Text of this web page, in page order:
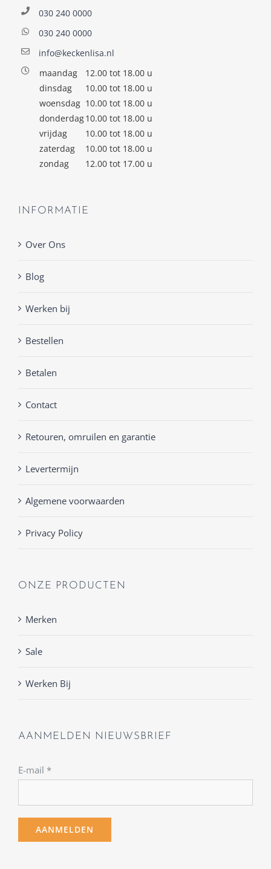
030 240 0000
030 240 0000
info@keckenlisa.nl
maandag
12.00 tot 18.00 u
dinsdag
10.00 tot 18.00 u
woensdag 10.00 tot 18.00 u
donderdag10.00 tot 18.00 u
vrijdag
10.00 tot 18.00 u
zaterdag
10.00 tot 18.00 u
zondag
12.00 tot 17.00 u
INFORMATIE
Over Ons
Blog
Werken bij
Bestellen
Betalen
Contact
Retouren, omruilen en garantie
Levertermijn
Algemene voorwaarden
Privacy Policy
ONZE PRODUCTEN
Merken
Sale
Werken Bij
AANMELDEN NIEUWSBRIEF
E-mail *